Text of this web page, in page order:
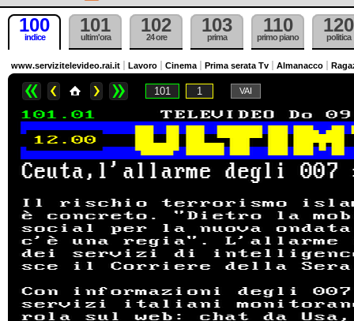
100
indice
101
ultim'ora
102
24 ore
103
prima
110
primo piano
120
politica
www.servizitelevideo.rai.it Lavoro Cinema Prima serata Tv Almanacco